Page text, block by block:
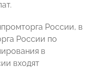
России, в
России по
в
входят